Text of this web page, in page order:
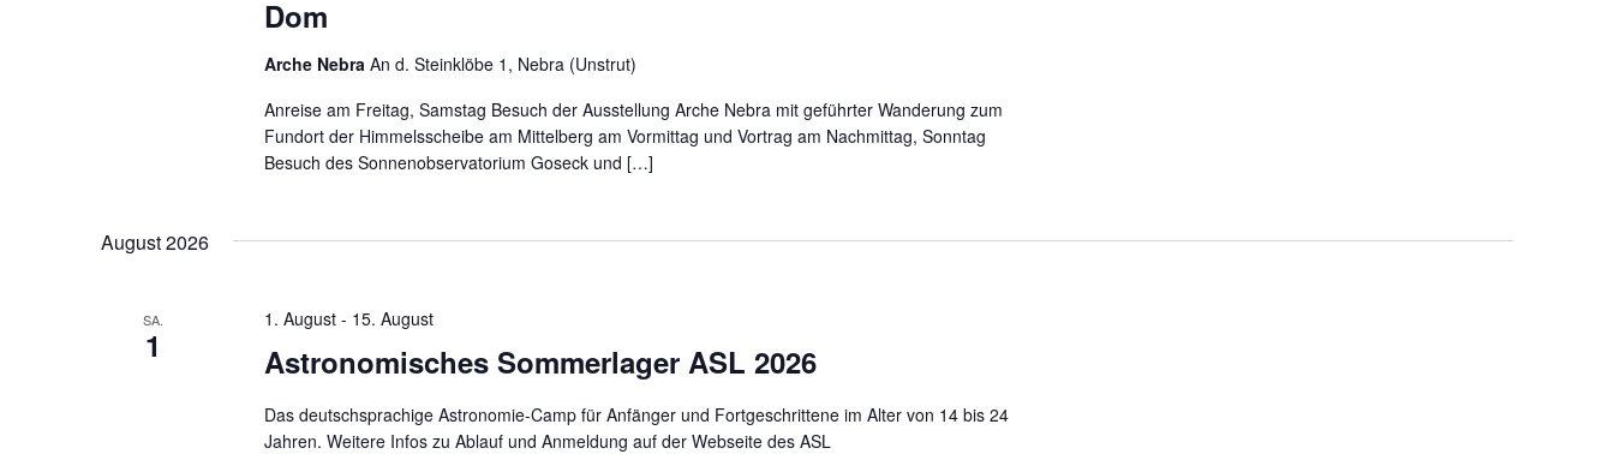
Dom
Arche Nebra An d. Steinklöbe 1, Nebra (Unstrut)
Anreise am Freitag, Samstag Besuch der Ausstellung Arche Nebra mit geführter Wanderung zum
Fundort der Himmelsscheibe am Mittelberg am Vormittag und Vortrag am Nachmittag, Sonntag
Besuch des Sonnenobservatorium Goseck und […]
August 2026
SA.
1 Astronomisches Sommerlager ASL 2026
1. August- 15. August
Das deutschsprachige Astronomie-Camp für Anfänger und Fortgeschrittene im Alter von 14 bis 24
Jahren. Weitere Infos zu Ablauf und Anmeldung auf der Webseite des ASL